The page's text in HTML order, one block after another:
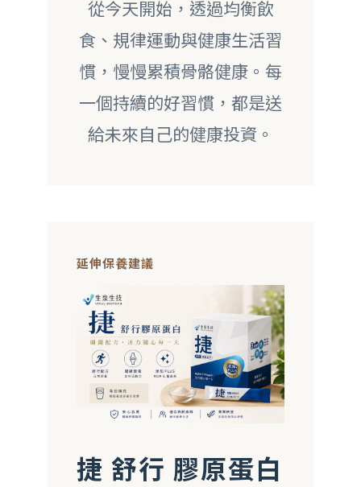
從今天開始，透過均衡飲
食、規律運動與健康生活習
慣，慢慢累積骨骼健康。每
一個持續的好習慣，都是送
給未來自己的健康投資。
延伸保養建議
捷 舒行 膠原蛋白